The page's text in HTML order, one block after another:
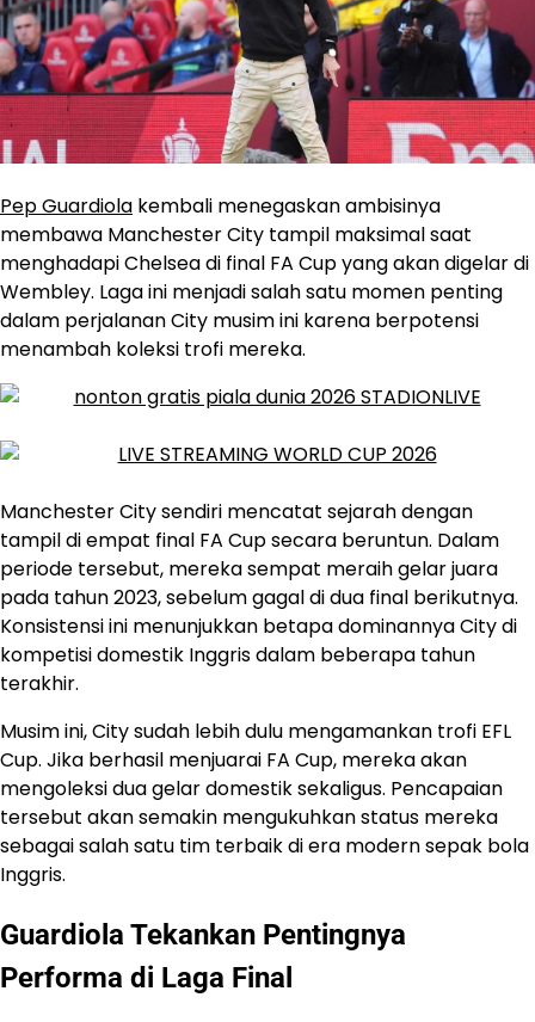
Pep Guardiola kembali menegaskan ambisinya
membawa Manchester City tampil maksimal saat
menghadapi Chelsea di final FA Cup yang akan digelar di
Wembley. Laga ini menjadi salah satu momen penting
dalam perjalanan City musim ini karena berpotensi
menambah koleksi trofi mereka.
Manchester City sendiri mencatat sejarah dengan
tampil di empat final FA Cup secara beruntun. Dalam
periode tersebut, mereka sempat meraih gelar juara
pada tahun 2023, sebelum gagal di dua final berikutnya.
Konsistensi ini menunjukkan betapa dominannya City di
kompetisi domestik Inggris dalam beberapa tahun
terakhir.
Musim ini, City sudah lebih dulu mengamankan trofi EFL
Cup. Jika berhasil menjuarai FA Cup, mereka akan
mengoleksi dua gelar domestik sekaligus. Pencapaian
tersebut akan semakin mengukuhkan status mereka
sebagai salah satu tim terbaik di era modern sepak bola
Inggris.
Guardiola Tekankan Pentingnya
Performa di Laga Final